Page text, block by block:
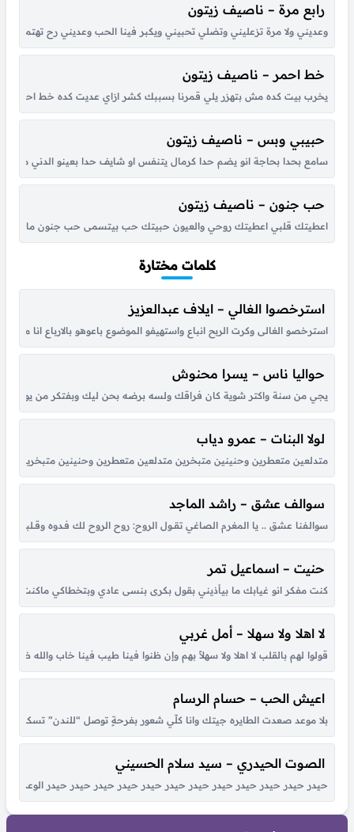
رابع مرة – ناصيف زيتون
وعديني ولا مرة تزعليني وتضلي تحبيني ويكبر فينا الحب وعديني رح تهتمي فيي ورح تبقي وفيي لاخر دقة قلب قلبي
خط احمر – ناصيف زيتون
يخرب بيت كده مش بتهزر يلي قمرنا بسببك كشر ازاي عديت كده خط احمر
حبيبي وبس – ناصيف زيتون
سامع بحدا بحاجة انو يضم حدا كرمال يتنفس او شايف حدا بعينو الدني من
حب جنون – ناصيف زيتون
اعطيتك قلبي اعطيتك روحي والعيون حبيتك حب بيتسمى حب جنون ما
كلمات مختارة
استرخصوا الغالي – ايلاف عبدالعزيز
استرخصو الغالى وكرت الربح انباع واستهيفو الموضوع باعوهو بالارباع انا
حواليا ناس – يسرا محنوش
يجي من سنة واكتر شوية كان فراقك ولسه برضه بحن ليك وبفتكر من يوم
لولا البنات – عمرو دياب
متدلعين متعطرين وحنينين متبخرين متدلعين متعطرين وحنينين متبخرين عملوا
سوالف عشق – راشد الماجد
سوالـفنا عشق .. يا المغرم الصاغي تقــول الروح: روح الروح لك فـدوه وقــلبي لـو
حنيت – اسماعيل تمر
كنت مفكر انو غيابك ما بيأذيني بقول بكرى بنسى عادي وبتخطاكي ماكنت
لا اهلا ولا سهلا – أمل غربي
قولوا لهم بالقلب لا اهلا ولا سهلاً بهم وإن ظنوا فينا طيب فينا خاب
اعيش الحب – حسام الرسام
بلا موعد صعدت الطايره جيتك وانا كلّي شعور بفرحةٍ توصل “للندن”
الصوت الحيدري – سيد سلام الحسيني
حيدر حيدر حيدر حيدر حيدر حيدر حيدر حيدر حيدر حيدر حيدر حيدر الوعد